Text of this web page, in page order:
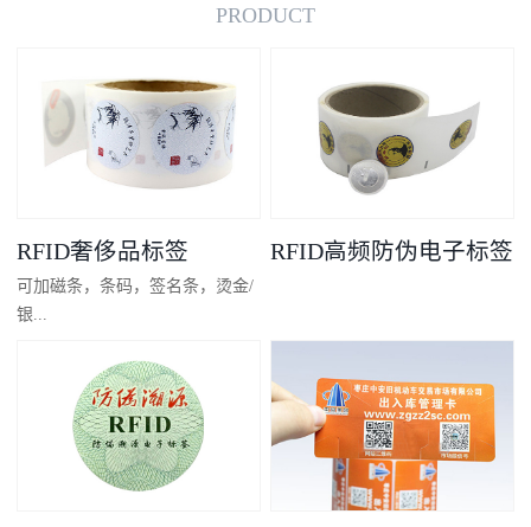
PRODUCT
RFID奢侈品标签
可加磁条，条码，签名条，烫金/
银...
凸码，金/银底
RFID高频防伪电子标签